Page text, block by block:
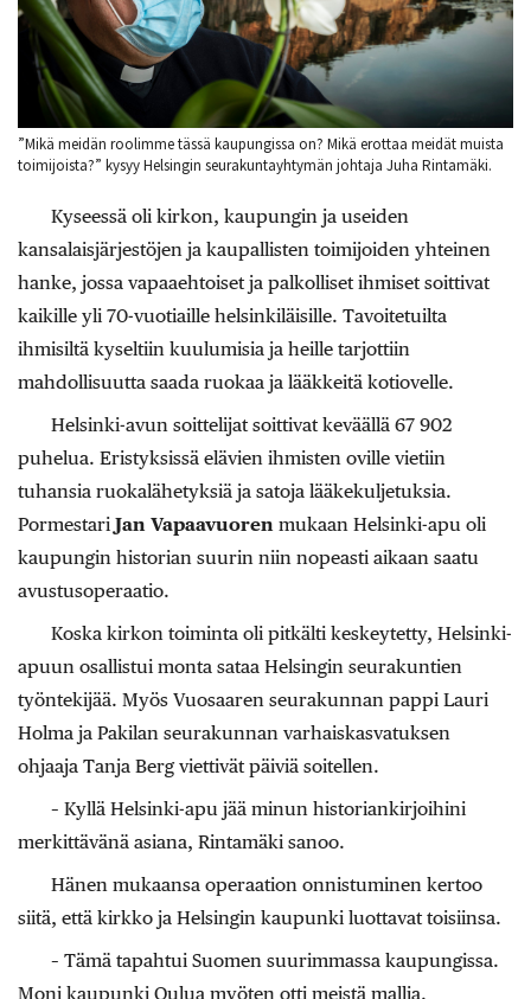
”Mikä meidän roolimme tässä kaupungissa on? Mikä erottaa meidät muista
toimijoista?” kysyy Helsingin seurakuntayhtymän johtaja Juha Rintamäki.
Kyseessä oli kirkon, kaupungin ja useiden
kansalaisjärjestöjen ja kaupallisten toimijoiden yhteinen
hanke, jossa vapaaehtoiset ja palkolliset ihmiset soittivat
kaikille yli 70-vuotiaille helsinkiläisille. Tavoitetuilta
ihmisiltä kyseltiin kuulumisia ja heille tarjottiin
mahdollisuutta saada ruokaa ja lääkkeitä kotiovelle.
Helsinki-avun soittelijat soittivat keväällä 67 902
puhelua. Eristyksissä elävien ihmisten oville vietiin
tuhansia ruokalähetyksiä ja satoja lääkekuljetuksia.
Pormestari Jan Vapaavuoren mukaan Helsinki-apu oli
kaupungin historian suurin niin nopeasti aikaan saatu
avustusoperaatio.
Koska kirkon toiminta oli pitkälti keskeytetty, Helsinki-
apuun osallistui monta sataa Helsingin seurakuntien
työntekijää. Myös Vuosaaren seurakunnan pappi Lauri
Holma ja Pakilan seurakunnan varhaiskasvatuksen
ohjaaja Tanja Berg viettivät päiviä soitellen.
– Kyllä Helsinki-apu jää minun historiankirjoihini
merkittävänä asiana, Rintamäki sanoo.
Hänen mukaansa operaation onnistuminen kertoo
siitä, että kirkko ja Helsingin kaupunki luottavat toisiinsa.
– Tämä tapahtui Suomen suurimmassa kaupungissa.
Moni kaupunki Oulua myöten otti meistä mallia.